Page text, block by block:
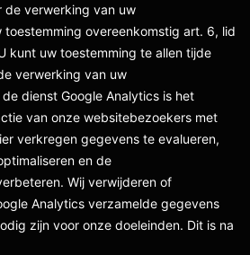
de verwerking van uw
toestemming overeenkomstig art. 6, lid
kunt uw toestemming te allen tijde
verwerking van uw
dienst Google Analytics is het
van onze websitebezoekers met
verkregen gegevens te evalueren,
en de
Wij verwijderen of
Analytics verzamelde gegevens
zijn voor onze doeleinden. Dit is na